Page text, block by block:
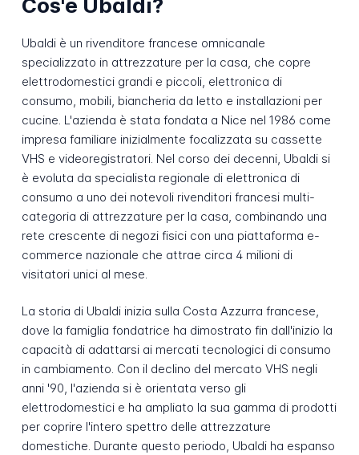
Cos'è Ubaldi?
Ubaldi è un rivenditore francese omnicanale
specializzato in attrezzature per la casa, che copre
elettrodomestici grandi e piccoli, elettronica di
consumo, mobili, biancheria da letto e installazioni per
cucine. L'azienda è stata fondata a Nice nel 1986 come
impresa familiare inizialmente focalizzata su cassette
VHS e videoregistratori. Nel corso dei decenni, Ubaldi si
è evoluta da specialista regionale di elettronica di
consumo a uno dei notevoli rivenditori francesi multi-
categoria di attrezzature per la casa, combinando una
rete crescente di negozi fisici con una piattaforma e-
commerce nazionale che attrae circa 4 milioni di
visitatori unici al mese.
La storia di Ubaldi inizia sulla Costa Azzurra francese,
dove la famiglia fondatrice ha dimostrato fin dall'inizio la
capacità di adattarsi ai mercati tecnologici di consumo
in cambiamento. Con il declino del mercato VHS negli
anni '90, l'azienda si è orientata verso gli
elettrodomestici e ha ampliato la sua gamma di prodotti
per coprire l'intero spettro delle attrezzature
domestiche. Durante questo periodo, Ubaldi ha espanso